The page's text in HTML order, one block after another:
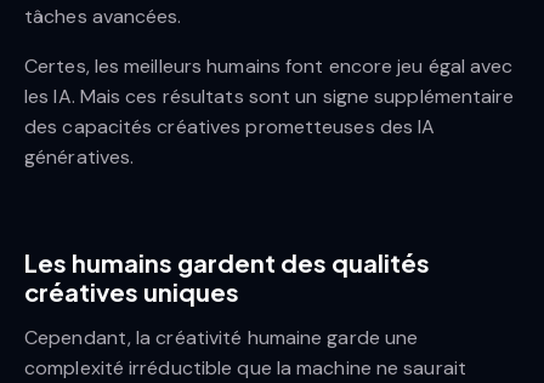
tâches avancées.
Certes, les meilleurs humains font encore jeu égal avec
les IA. Mais ces résultats sont un signe supplémentaire
des capacités créatives prometteuses des IA
génératives.
Les humains gardent des qualités
créatives uniques
Cependant, la créativité humaine garde une
complexité irréductible que la machine ne saurait